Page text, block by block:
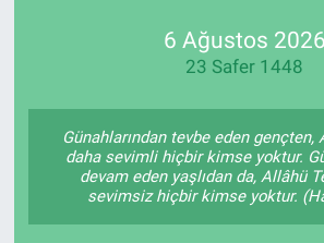
6 Ağustos 2026
23 Safer 1448
Günahlarından tevbe eden gençten,
daha sevimli hiçbir kimse yoktur.
devam eden yaşlıdan da, Allâhü
sevimsiz hiçbir kimse yoktur.